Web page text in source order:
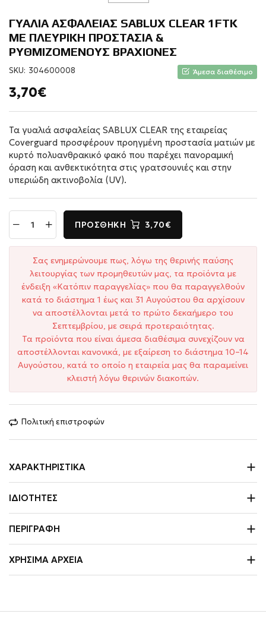
ΓΥΑΛΙΑ ΑΣΦΑΛΕΙΑΣ SABLUX CLEAR 1FTK
ΜΕ ΠΛΕΥΡΙΚΗ ΠΡΟΣΤΑΣΙΑ &
ΡΥΘΜΙΖΟΜΕΝΟΥΣ ΒΡΑΧΙΟΝΕΣ
SKU: 304600008 Άμεσα διαθέσιμο
3,70€
Τα γυαλιά ασφαλείας SABLUX CLEAR της εταιρείας
Coverguard προσφέρουν προηγμένη προστασία ματιών με
κυρτό πολυανθρακικό φακό που παρέχει πανοραμική
όραση και ανθεκτικότητα στις γρατσουνιές και στην
υπεριώδη ακτινοβολία (UV).
ΠΡΟΣΘΉΚΗ 3,70€
Σας ενημερώνουμε πως, λόγω της θερινής παύσης
λειτουργίας των προμηθευτών μας, τα προϊόντα με
ένδειξη «Κατόπιν παραγγελίας» που θα παραγγελθούν
κατά το διάστημα 1 έως και 31 Αυγούστου θα αρχίσουν
να αποστέλλονται μετά το πρώτο δεκαήμερο του
Σεπτεμβρίου, με σειρά προτεραιότητας.
Τα προϊόντα που είναι άμεσα διαθέσιμα συνεχίζουν να
αποστέλλονται κανονικά, με εξαίρεση το διάστημα 10–14
Αυγούστου, κατά το οποίο η εταιρεία μας θα παραμείνει
κλειστή λόγω θερινών διακοπών.
Πολιτική επιστροφών
ΧΑΡΑΚΤΗΡΙΣΤΙΚΆ
ΙΔΙΌΤΗΤΕΣ
ΠΕΡΙΓΡΑΦΉ
ΧΡΉΣΙΜΑ ΑΡΧΕΊΑ